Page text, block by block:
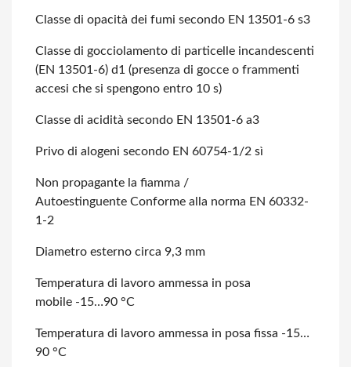
Classe di opacità dei fumi secondo EN 13501-6 s3
Classe di gocciolamento di particelle incandescenti
(EN 13501-6) d1 (presenza di gocce o frammenti
accesi che si spengono entro 10 s)
Classe di acidità secondo EN 13501-6 a3
Privo di alogeni secondo EN 60754-1/2 sì
Non propagante la fiamma /
Autoestinguente Conforme alla norma EN 60332-
1-2
Diametro esterno circa 9,3 mm
Temperatura di lavoro ammessa in posa
mobile -15…90 °C
Temperatura di lavoro ammessa in posa fissa -15…
90 °C